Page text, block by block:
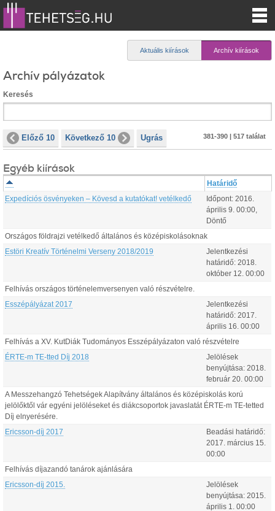
Aktuális kiírások Archív kiírások
Archív pályázatok
Keresés
Előző 10 Következő 10 Ugrás 381-390 | 517 találat
Egyéb kiírások
Határidő
Expedíciós ösvényeken – Kövesd a kutatókat! vetélkedő Időpont: 2016.
április 9 00:00
Döntő
Országos földrajzi vetélkedő általános és középiskolásoknak
Estöri Kreatív Történelmi Verseny 2018/2019
Jelentkezési
határidő: 2018.
október 12 00:00
Felhívás országos történelemversenyen való részvételre.
Esszépályázat 2017
Jelentkezési
határidő: 2017.
április 16 00:00
Felhívás a XV. KutDiák Tudományos Esszépályázaton való részvételre
ÉRTE-m TE-tted Díj 2018
Jelölések
benyújtása: 2018.
február 20 00:00
A Messzehangzó Tehetségek Alapítvány általános és középiskolás korú
jelölőktől vár egyéni jelöléseket és diákcsoportok javaslatát ÉRTE-m TE-tetted
Díj elnyerésére.
Ericsson-díj 2017
Beadási határidő:
2017. március 15
00:00
Felhívás díjazandó tanárok ajánlására
Ericsson-díj 2015.
Jelölések
benyújtása: 2015.
április 1 00:00